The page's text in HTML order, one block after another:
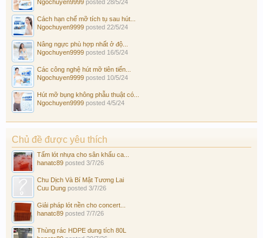
Ngochuyen9999 posted 28/5/24
Cách hạn chế mỡ tích tụ sau hút...
Ngochuyen9999 posted 22/5/24
Nâng ngực phù hợp nhất ở độ...
Ngochuyen9999 posted 16/5/24
Các công nghệ hút mỡ tiên tiến...
Ngochuyen9999 posted 10/5/24
Hút mỡ bụng không phẫu thuật có...
Ngochuyen9999 posted 4/5/24
Chủ đề được yêu thích
Tấm lót nhựa cho sân khấu ca...
hanatc89 posted 3/7/26
Chu Dịch Và Bí Mật Tương Lai
Cuu Dung posted 3/7/26
Giải pháp lót nền cho concert...
hanatc89 posted 7/7/26
Thùng rác HDPE dung tích 80L